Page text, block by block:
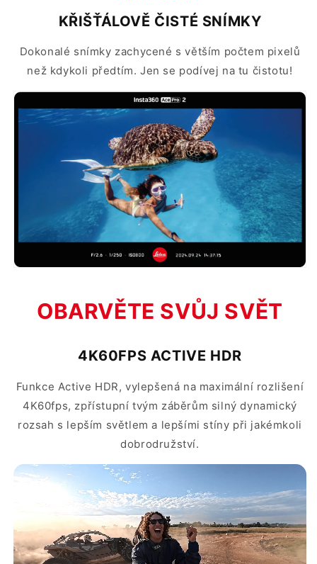
KŘIŠŤÁLOVĚ ČISTÉ SNÍMKY
Dokonalé snímky zachycené s větším počtem pixelů
než kdykoli předtím. Jen se podívej na tu čistotu!
OBARVĚTE SVŮJ SVĚT
4K60FPS ACTIVE HDR
Funkce Active HDR, vylepšená na maximální rozlišení
4K60fps, zpřístupní tvým záběrům silný dynamický
rozsah s lepším světlem a lepšími stíny při jakémkoli
dobrodružství.